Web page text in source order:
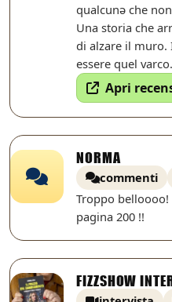
qualcunə che
Una storia che
di alzare il muro.
essere quel
Apri
NORMA
commenti
Troppo belloooo!
pagina 200 !!
FIZZSHOW